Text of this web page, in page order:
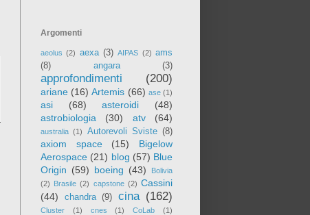
Argomenti
aeolus (2) aexa (3) AIPAS (2) ams
(8)
angara (3)
approfondimenti (200)
ariane (16) Artemis (66) ase (1)
asi (68) asteroidi
(48)
astrobiologia
(30) atv (64)
australia (1) Autorevoli Sviste (8)
axiom space (15)
Bigelow
Aerospace (21) blog (57) Blue
Origin (59) boeing (43)
Bolivia
(2) Brasile (2) capstone (2) Cassini
(44)
chandra (9) cina (162)
Cluster (1) cnes (1) CoLab (1)